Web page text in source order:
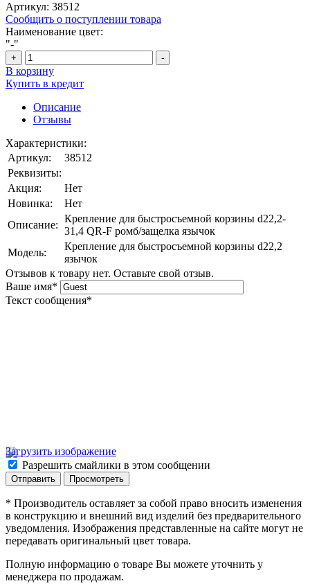
Артикул: 38512
Сообщить о поступлении товара
Наименование цвет:
"-"
+ -
В корзину
Купить в кредит
Описание
Отзывы
Характеристики:
Артикул:
38512
Реквизиты:
Акция:
Нет
Новинка:
Нет
Описание:
Крепление для быстросъемной корзины d22,2-
31,4 QR-F ромб/защелка язычок
Модель:
Крепление для быстросъемной корзины d22,2
язычок
Отзывов к товару нет. Оставьте свой отзыв.
Ваше имя*
Текст сообщения*
Загрузить изображение
Разрешить смайлики в этом сообщении
* Производитель оставляет за собой право вносить изменения
в конструкцию и внешний вид изделий без предварительного
уведомления. Изображения представленные на сайте могут не
передавать оригинальный цвет товара.
Полную информацию о товаре Вы можете уточнить у
менеджера по продажам.